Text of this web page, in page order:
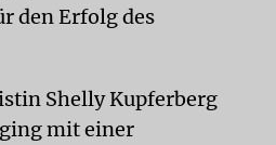
den Erfolg des
Shelly Kupferberg
mit einer